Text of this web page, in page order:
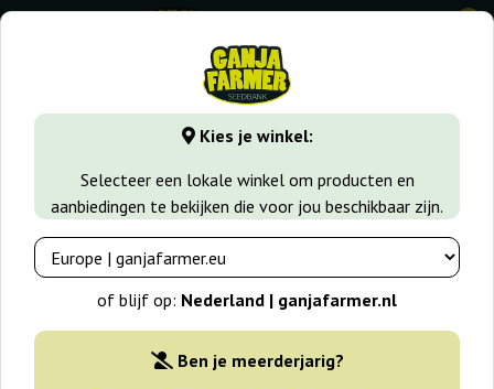
Kies je winkel:
Selecteer een lokale winkel om producten en
aanbiedingen te bekijken die voor jou beschikbaar zijn.
of blijf op: Nederland | ganjafarmer.nl
Ben je meerderjarig?
0
GanjaFarmer.nl Zaadsoorten Autoflower Wietzaadjes